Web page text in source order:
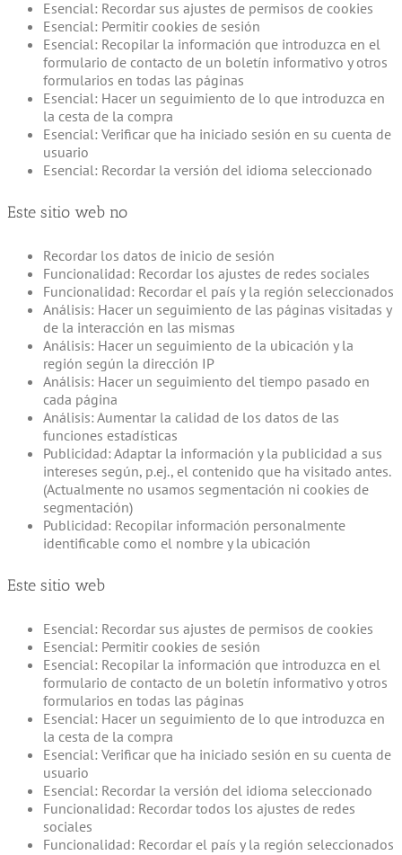
Esencial: Recordar sus ajustes de permisos de cookies
Esencial: Permitir cookies de sesión
Esencial: Recopilar la información que introduzca en el
formulario de contacto de un boletín informativo y otros
formularios en todas las páginas
Esencial: Hacer un seguimiento de lo que introduzca en
la cesta de la compra
Esencial: Verificar que ha iniciado sesión en su cuenta de
usuario
Esencial: Recordar la versión del idioma seleccionado
Este sitio web no
Recordar los datos de inicio de sesión
Funcionalidad: Recordar los ajustes de redes sociales
Funcionalidad: Recordar el país y la región seleccionados
Análisis: Hacer un seguimiento de las páginas visitadas y
de la interacción en las mismas
Análisis: Hacer un seguimiento de la ubicación y la
región según la dirección IP
Análisis: Hacer un seguimiento del tiempo pasado en
cada página
Análisis: Aumentar la calidad de los datos de las
funciones estadísticas
Publicidad: Adaptar la información y la publicidad a sus
intereses según, p.ej., el contenido que ha visitado antes.
(Actualmente no usamos segmentación ni cookies de
segmentación)
Publicidad: Recopilar información personalmente
identificable como el nombre y la ubicación
Este sitio web
Esencial: Recordar sus ajustes de permisos de cookies
Esencial: Permitir cookies de sesión
Esencial: Recopilar la información que introduzca en el
formulario de contacto de un boletín informativo y otros
formularios en todas las páginas
Esencial: Hacer un seguimiento de lo que introduzca en
la cesta de la compra
Esencial: Verificar que ha iniciado sesión en su cuenta de
usuario
Esencial: Recordar la versión del idioma seleccionado
Funcionalidad: Recordar todos los ajustes de redes
sociales
Funcionalidad: Recordar el país y la región seleccionados